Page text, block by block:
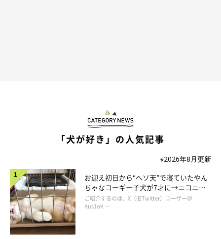
「犬が好き」の人気記事
※2026年8月更新
お迎え初日から“ヘソ天”で寝ていたやん
ちゃなコーギー子犬が7才に→ニコニ
コ“コーギースマイル”が魅力のコに成
長！
ご紹介するのは、X（旧Twitter）ユーザー＠
Kus1oK …